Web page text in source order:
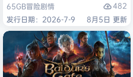
65GB冒险剧情
482
发行日期：2026-7-9
8月5日 更新